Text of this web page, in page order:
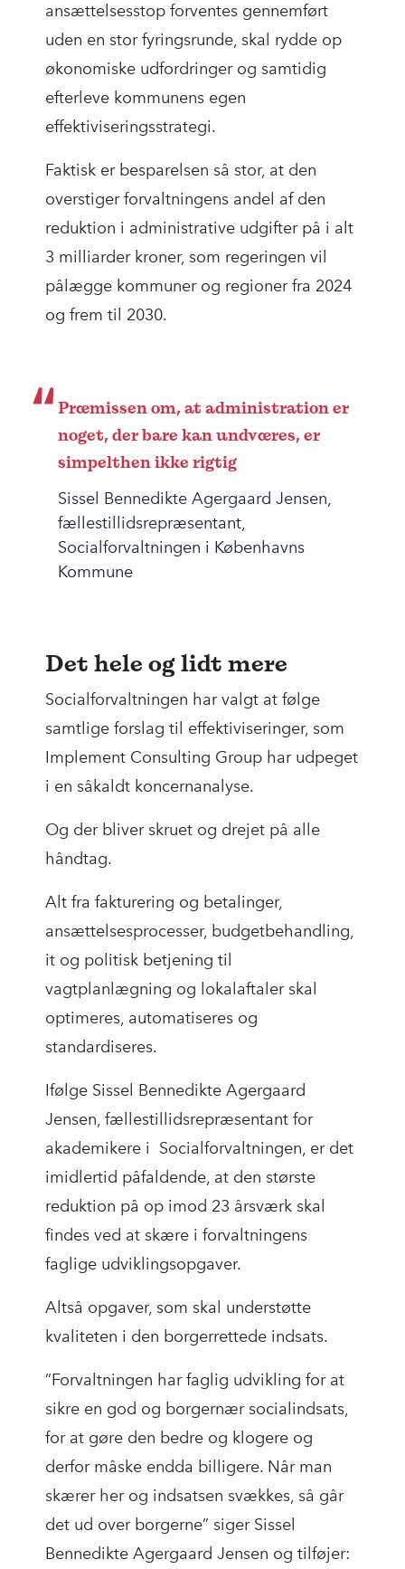
ansættelsesstop forventes gennemført
uden en stor fyringsrunde, skal rydde op
økonomiske udfordringer og samtidig
efterleve kommunens egen
effektiviseringsstrategi.
Faktisk er besparelsen så stor, at den
overstiger forvaltningens andel af den
reduktion i administrative udgifter på i alt
3 milliarder kroner, som regeringen vil
pålægge kommuner og regioner fra 2024
og frem til 2030.
Præmissen om, at administration er
noget, der bare kan undværes, er
simpelthen ikke rigtig
Sissel Bennedikte Agergaard Jensen,
fællestillidsrepræsentant,
Socialforvaltningen i Københavns
Kommune
Det hele og lidt mere
Socialforvaltningen har valgt at følge
samtlige forslag til effektiviseringer, som
Implement Consulting Group har udpeget
i en såkaldt koncernanalyse.
Og der bliver skruet og drejet på alle
håndtag.
Alt fra fakturering og betalinger,
ansættelsesprocesser, budgetbehandling,
it og politisk betjening til
vagtplanlægning og lokalaftaler skal
optimeres, automatiseres og
standardiseres.
Ifølge Sissel Bennedikte Agergaard
Jensen, fællestillidsrepræsentant for
akademikere i Socialforvaltningen, er det
imidlertid påfaldende, at den største
reduktion på op imod 23 årsværk skal
findes ved at skære i forvaltningens
faglige udviklingsopgaver.
Altså opgaver, som skal understøtte
kvaliteten i den borgerrettede indsats.
”Forvaltningen har faglig udvikling for at
sikre en god og borgernær socialindsats,
for at gøre den bedre og klogere og
derfor måske endda billigere. Når man
skærer her og indsatsen svækkes, så går
det ud over borgerne” siger Sissel
Bennedikte Agergaard Jensen og tilføjer: